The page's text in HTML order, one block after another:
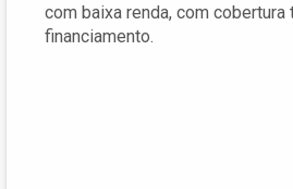
com baixa renda, com cobertura
financiamento.